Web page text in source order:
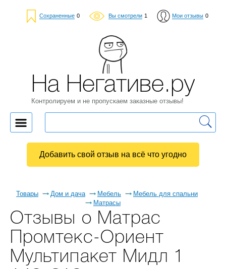
Сохраненные 0 Вы смотрели 1 Мои отзывы 0
Товары Дом и дача Мебель
Мебель для спальни
Матрасы
Отзывы о Матрас
Промтекс-Ориент
Мультипакет Мидл 1
На Негативе.ру
Контролируем и не пропускаем заказные отзывы!
Добавить свой отзыв на всё что угодно